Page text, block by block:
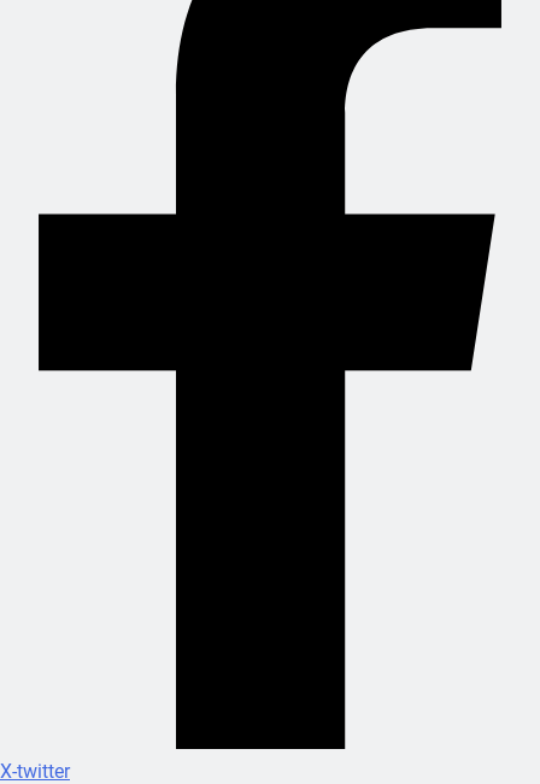
X-twitter